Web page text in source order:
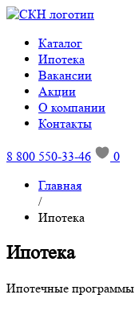
Каталог
Ипотека
Вакансии
Акции
О компании
Контакты
8 800 550-33-46
0
Главная
/
Ипотека
Ипотека
Ипотечные программы